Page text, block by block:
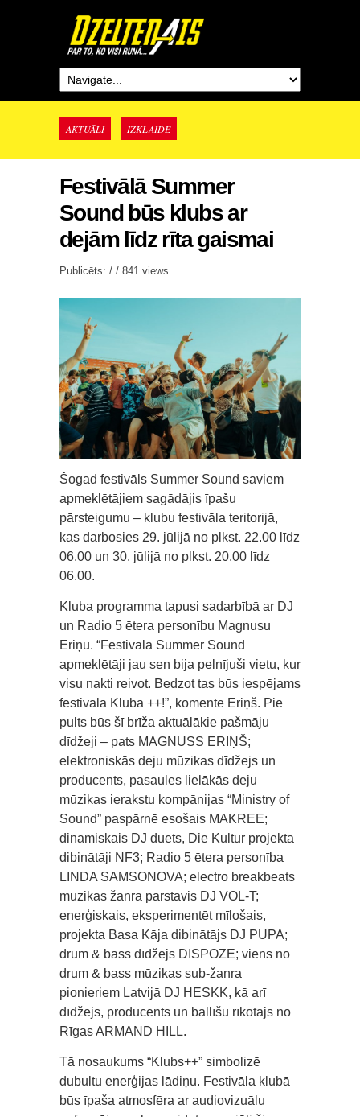
AKTUĀLI IZKLAIDE
Festivālā Summer
Sound būs klubs ar
dejām līdz rīta gaismai
Publicēts: / / 841 views
Šogad festivāls Summer Sound saviem
apmeklētājiem sagādājis īpašu
pārsteigumu – klubu festivāla teritorijā,
kas darbosies 29. jūlijā no plkst. 22.00 līdz
06.00 un 30. jūlijā no plkst. 20.00 līdz
06.00.
Kluba programma tapusi sadarbībā ar DJ
un Radio 5 ētera personību Magnusu
Eriņu. “Festivāla Summer Sound
apmeklētāji jau sen bija pelnījuši vietu, kur
visu nakti reivot. Bedzot tas būs iespējams
festivāla Klubā ++!”, komentē Eriņš. Pie
pults būs šī brīža aktuālākie pašmāju
dīdžeji – pats MAGNUSS ERIŅŠ;
elektroniskās deju mūzikas dīdžejs un
producents, pasaules lielākās deju
mūzikas ierakstu kompānijas “Ministry of
Sound” paspārnē esošais MAKREE;
dinamiskais DJ duets, Die Kultur projekta
dibinātāji NF3; Radio 5 ētera personība
LINDA SAMSONOVA; electro breakbeats
mūzikas žanra pārstāvis DJ VOL-T;
enerģiskais, eksperimentēt mīlošais,
projekta Basa Kāja dibinātājs DJ PUPA;
drum & bass dīdžejs DISPOZE; viens no
drum & bass mūzikas sub-žanra
pionieriem Latvijā DJ HESKK, kā arī
dīdžejs, producents un ballīšu rīkotājs no
Rīgas ARMAND HILL.
Tā nosaukums “Klubs++” simbolizē
dubultu enerģijas lādiņu. Festivāla klubā
būs īpaša atmosfēra ar audiovizuālu